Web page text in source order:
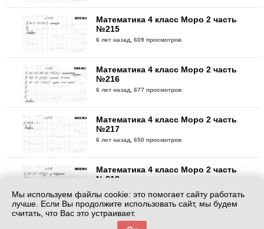
Математика 4 класс Моро 2 часть
№215
6 лет назад,609 просмотров
Математика 4 класс Моро 2 часть
№216
6 лет назад,677 просмотров
Математика 4 класс Моро 2 часть
№217
6 лет назад,650 просмотров
Математика 4 класс Моро 2 часть
№218
Математика 4 класс Моро 2 часть
Мы используем файлы cookie: это помогает сайту работать
лучше. Если Вы продолжите использовать сайт, мы будем
считать, что Вас это устраивает.